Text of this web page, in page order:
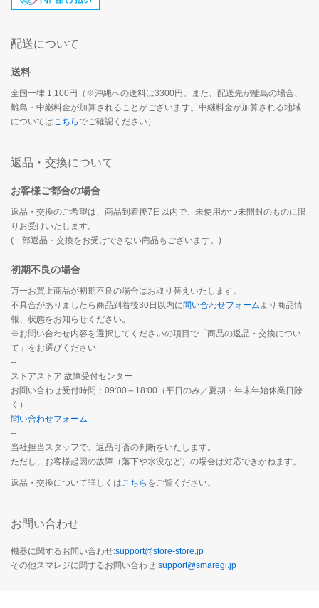
配送について
送料
全国一律 1,100円（※沖縄への送料は3300円。また、配送先が離島の場合、
離島・中継料金が加算されることがございます。中継料金が加算される地域
についてはこちらでご確認ください）
返品・交換について
お客様ご都合の場合
返品・交換のご希望は、商品到着後7日以内で、未使用かつ未開封のものに限
りお受けいたします。
(一部返品・交換をお受けできない商品もございます。)
初期不良の場合
万一お買上商品が初期不良の場合はお取り替えいたします。
不具合がありましたら商品到着後30日以内に問い合わせフォームより商品情
報、状態をお知らせください。
※お問い合わせ内容を選択してくださいの項目で「商品の返品・交換につい
て」をお選びください
--
ストアストア 故障受付センター
お問い合わせ受付時間：09:00～18:00（平日のみ／夏期・年末年始休業日除
く）
問い合わせフォーム
--
当社担当スタッフで、返品可否の判断をいたします。
ただし、お客様起因の故障（落下や水没など）の場合は対応できかねます。
返品・交換について詳しくはこちら をご覧ください。
お問い合わせ
機器に関するお問い合わせ:support@store-store.jp
その他スマレジに関するお問い合わせ:support@smaregi.jp